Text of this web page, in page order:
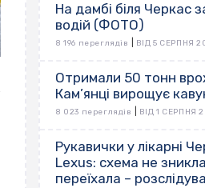
На дамбі біля Черкас
водій (ФОТО)
8 196 переглядів ВІД 5 СЕРПНЯ
Отримали 50 тонн
Кам’янці вирощує
8 023 переглядів ВІД 1 СЕРПНЯ
Рукавички у лікарні
Lexus: схема не
переїхала –